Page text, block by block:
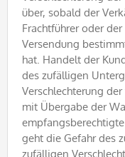
über, sobald der
Frachtführer oder
Versendung
hat. Handelt der
des zufälligen
Verschlechterung
mit Übergabe der
geht die Gefahr des
zufälligen